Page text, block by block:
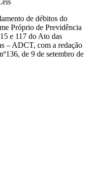
de débitos do
Próprio de Previdência
e 117 do Ato das
– ADCT, com a redação
de 9 de setembro de